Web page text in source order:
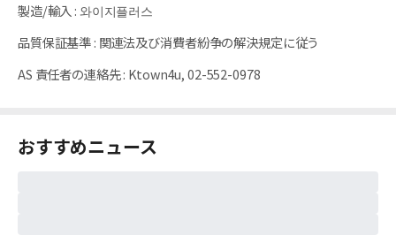
製造/輸入: 와이지플러스
品質保証基準: 関連法及び消費者紛争の解決規定に従う
AS 責任者の連絡先: Ktown4u, 02-552-0978
おすすめニュース